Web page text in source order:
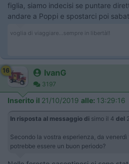
figlia, siamo indecisi se puntare
andare a Poppi e spostarci poi
voglia di viaggiare...sempre in libertà!!
16 IvanG
3197
Inserito il 21/10/2019 alle: 13:29:16
In risposta al messaggio di simo il 4 del
Secondo la vostra esperienza, da
potrebbe essere un buon periodo?